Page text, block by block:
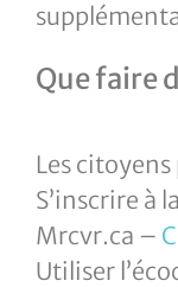
Que faire
Les
S’inscrire à
Mrcvr.ca –
Utiliser